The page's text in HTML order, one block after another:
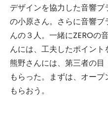
デザインを協力した音響
の小原さん。さらに音響ブ
んの３人。一緒にZEROの
んには、工夫したポイント
熊野さんには、第三者の
もらった。まずは、オー
もらおう。